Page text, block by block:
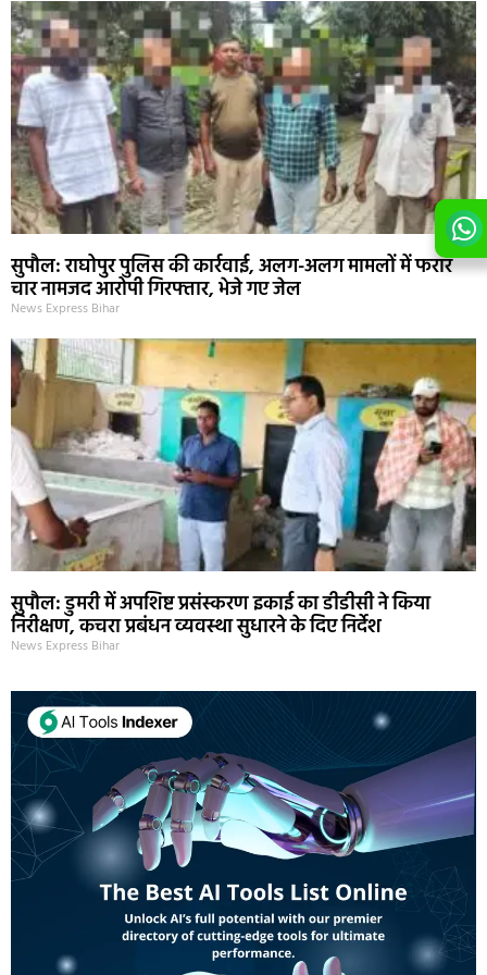
सुपौल: राघोपुर पुलिस की कार्रवाई, अलग-अलग मामलों में फरार
चार नामजद आरोपी गिरफ्तार, भेजे गए जेल
News Express Bihar
सुपौल: डुमरी में अपशिष्ट प्रसंस्करण इकाई का डीडीसी ने किया
निरीक्षण, कचरा प्रबंधन व्यवस्था सुधारने के दिए निर्देश
News Express Bihar